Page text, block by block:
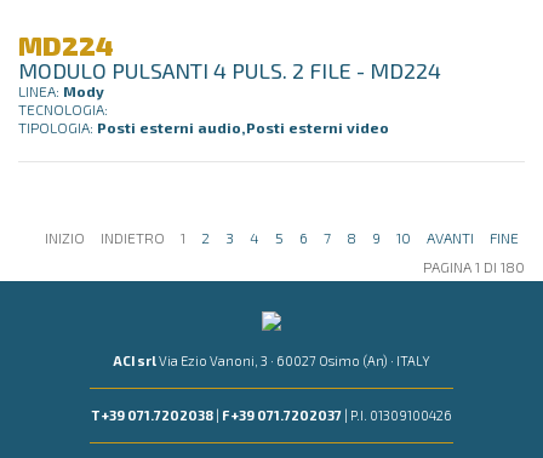
MD224
MODULO PULSANTI 4 PULS. 2 FILE - MD224
LINEA: Mody
TECNOLOGIA:
TIPOLOGIA: Posti esterni audio,Posti esterni video
INIZIO INDIETRO 1 2 3 4 5 6 7 8 9 10 AVANTI
FINE
PAGINA 1 DI 180
ACI srl Via Ezio Vanoni, 3 · 60027 Osimo (An) · ITALY
T +39 071.7202038| F +39 071.7202037| P.I. 01309100426